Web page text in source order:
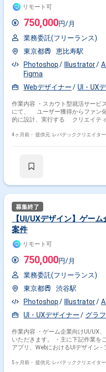
リモート可
750,000円/月
業務委託(フリーランス)
東京都
恵比寿駅
Photoshop
Illustrator
Figma
Webデザイナー
UI・UX
作業内容 ・スカウト型就活サービ
にて、 ユーザー獲得からファン
的に設計、実行する クリエイテ
リエイティブ戦略、制作 - コンバージョン(CV)最大化のためのLPO、制作 -
4ヶ月前・ 提供元: レバテッククリエイター
【UI/UXデザイン】ゲー
案件
リモート可
750,000円/月
業務委託(フリーランス)
東京都
渋谷駅
Photoshop
Illustrator
UI・UXデザイナー
グラ
作業内容 ・ゲーム企業向けUI/UX
いただきます。 ・主に下記作業をご担当いた
アプリ、WebにおけるUIデザイン - プロモーションや運用におけるグラフ
ォーマット制作 - 新規事業のデザイン提案、プロトタイプ制作 - サービス
5ヶ月前・ 提供元: レバテッククリエイター